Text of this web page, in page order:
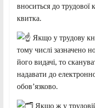
вноситься до трудової
квитка.
Якщо у трудову
тому числі зазначено
його видачі, то
надавати до
обов’язково.
Якщо ж у